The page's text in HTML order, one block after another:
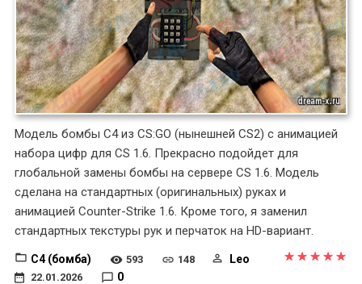
Модель бомбы C4 из CS:GO (нынешней CS2) с анимацией
набора цифр для CS 1.6. Прекрасно подойдет для
глобальной замены бомбы на сервере CS 1.6. Модель
сделана на стандартных (оригинальных) руках и
анимацией Counter-Strike 1.6. Кроме того, я заменил
стандартных текстуры рук и перчаток на HD-вариант.
C4 (бомба) 593 148 Leo
22.01.2026 0